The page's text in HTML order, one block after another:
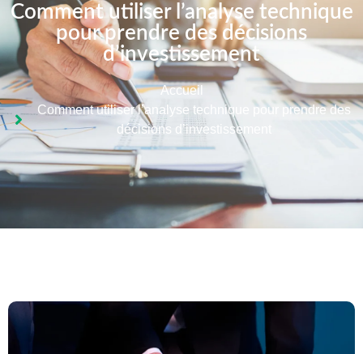
Comment utiliser l’analyse technique
pour prendre des décisions
d’investissement
Accueil
Comment utiliser l’analyse technique pour prendre des
décisions d’investissement